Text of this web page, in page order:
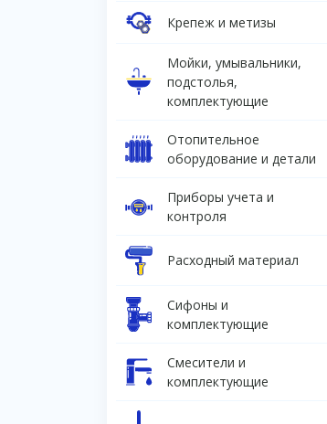
Крепеж и метизы
Мойки, умывальники,
подстолья,
комплектующие
Отопительное
оборудование и детали
Приборы учета и
контроля
Расходный материал
Сифоны и
комплектующие
Смесители и
комплектующие